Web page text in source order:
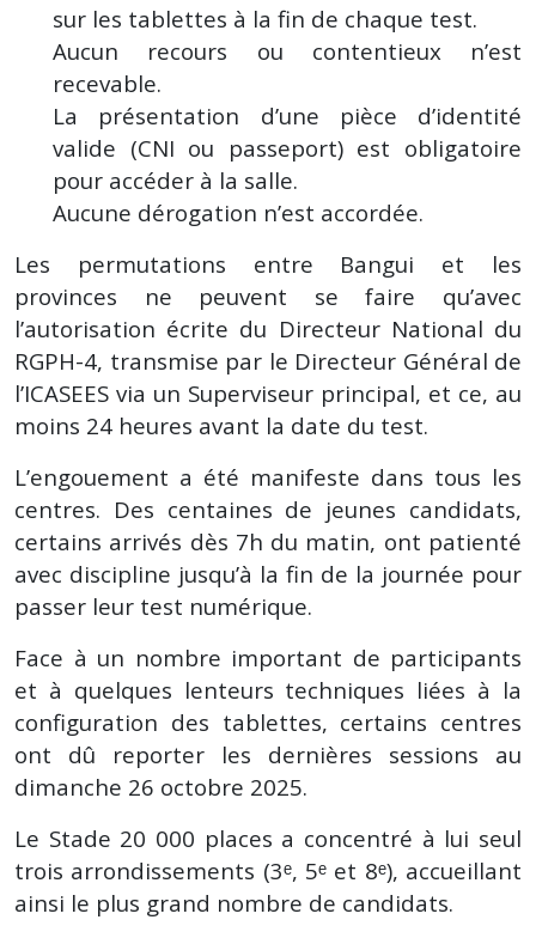
sur les tablettes à la fin de chaque test.
Aucun recours ou contentieux n’est
recevable.
La présentation d’une pièce d’identité
valide (CNI ou passeport) est obligatoire
pour accéder à la salle.
Aucune dérogation n’est accordée.
Les permutations entre Bangui et les
provinces ne peuvent se faire qu’avec
l’autorisation écrite du Directeur National du
RGPH-4, transmise par le Directeur Général de
l’ICASEES via un Superviseur principal, et ce, au
moins 24 heures avant la date du test.
L’engouement a été manifeste dans tous les
centres. Des centaines de jeunes candidats,
certains arrivés dès 7h du matin, ont patienté
avec discipline jusqu’à la fin de la journée pour
passer leur test numérique.
Face à un nombre important de participants
et à quelques lenteurs techniques liées à la
configuration des tablettes, certains centres
ont dû reporter les dernières sessions au
dimanche 26 octobre 2025.
Le Stade 20 000 places a concentré à lui seul
trois arrondissements (3ᵉ, 5ᵉ et 8ᵉ), accueillant
ainsi le plus grand nombre de candidats.